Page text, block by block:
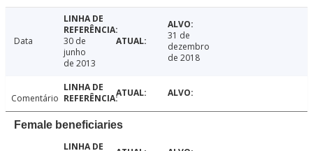
Data
30 de
junho
de 2013
31 de
dezembro
de 2018
Comentário
Female beneficiaries